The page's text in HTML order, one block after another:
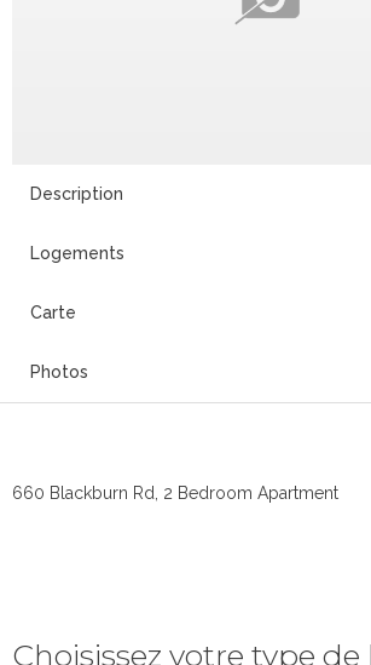
Description
Logements
Carte
Photos
660 Blackburn Rd, 2 Bedroom Apartment
Choisissez votre type